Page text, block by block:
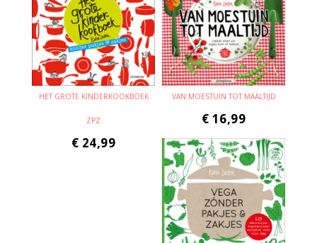
HET GROTE KINDERKOOKBOEK
ZPZ
€ 24,99
VAN MOESTUIN TOT MAALTIJD
€ 16,99